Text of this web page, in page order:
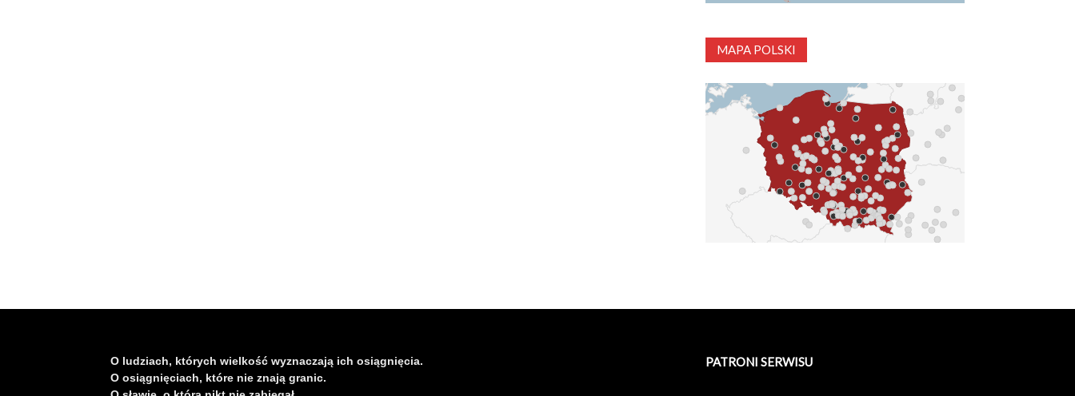
MAPA POLSKI
O ludziach, których wielkość wyznaczają ich osiągnięcia.
O osiągnięciach, które nie znają granic.
PATRONI SERWISU